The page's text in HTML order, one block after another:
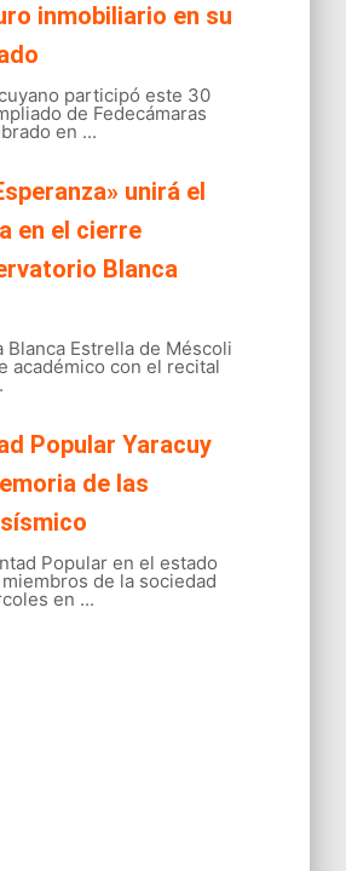
inmobiliario en su
participó este 30
de Fedecámaras
en ...
unirá el
en el cierre
Blanca
Estrella de Méscoli
académico con el recital
Popular Yaracuy
de las
Popular en el estado
de la sociedad
en ...